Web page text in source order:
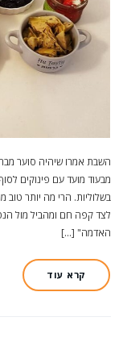
השבת אמרו שיהיה סוער
מבעוד מועד עם פינוקים
בשלוליות. הרי מה יותר
לצד קפה חם ומהביל מול
האדמה" […]
קרא עוד